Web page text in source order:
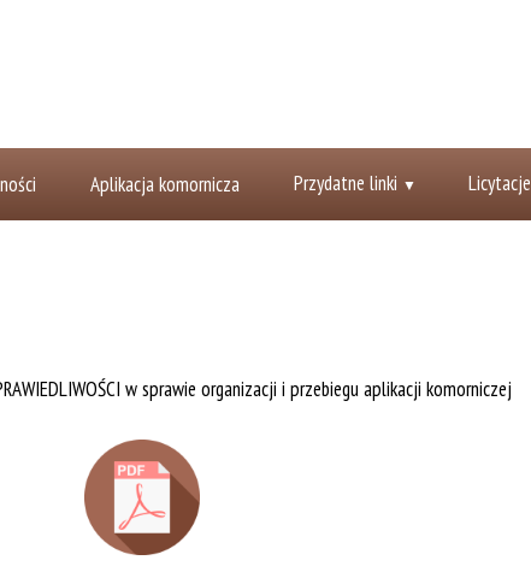
Aplikacja komornicza Przydatne linki Licytacje
w sprawie organizacji i przebiegu aplikacji komorniczej